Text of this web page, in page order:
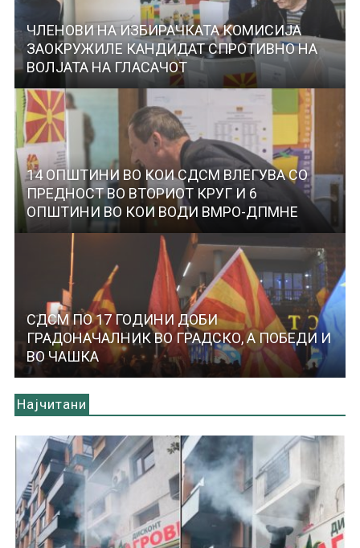
ЧЛЕНОВИ НА ИЗБИРАЧКАТА КОМИСИЈА
ЗАОКРУЖИЛЕ КАНДИДАТ СПРОТИВНО НА
ВОЛЈАТА НА ГЛАСАЧОТ
14 ОПШТИНИ ВО КОИ СДСМ ВЛЕГУВА СО
ПРЕДНОСТ ВО ВТОРИОТ КРУГ И 6
ОПШТИНИ ВО КОИ ВОДИ ВМРО-ДПМНЕ
СДСМ ПО 17 ГОДИНИ ДОБИ
ГРАДОНАЧАЛНИК ВО ГРАДСКО, А ПОБЕДИ И
ВО ЧАШКА
Најчитани